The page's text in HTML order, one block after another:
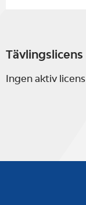
Tävlingslicens
Ingen aktiv licens